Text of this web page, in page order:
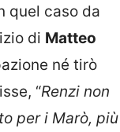
quel caso da
di Matteo
né tirò
“Renzi non
per i Marò, più